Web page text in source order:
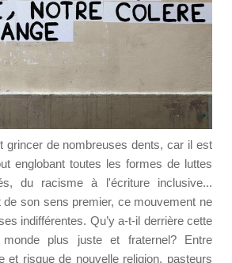
grincer de nombreuses dents, car il est
englobant toutes les formes de luttes
du racisme à l'écriture inclusive...
de son sens premier, ce mouvement ne
indifférentes. Qu’y a-t-il derrière cette
monde plus juste et fraternel? Entre
et risque de nouvelle religion, pasteurs